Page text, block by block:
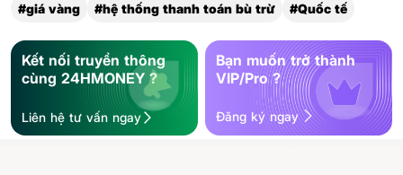
#giá vàng
#hệ thống thanh toán bù trừ #Quốc tế
Kết nối truyền thông
cùng 24HMONEY ?
Liên hệ tư vấn ngay
Bạn muốn trở thành
VIP/Pro ?
Đăng ký ngay